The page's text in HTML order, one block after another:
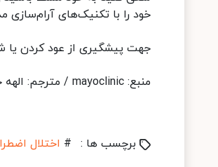
خود را با تکنیک‌های آرام‌سازی
جهت پیشگیری از عود کردن یا
منبع: mayoclinic / مترجم: الهه جعفرزاده
برچسب ها : # اختلال